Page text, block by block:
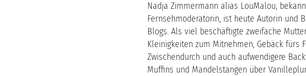
Nadja Zimmermann alias LouMalou,
Fernsehmoderatorin, ist heute Autorin und
Blogs. Als viel beschäftigte zweifache
Kleinigkeiten zum Mitnehmen, Gebäck fürs
Zwischendurch und auch aufwendigere
Muffins und Mandelstangen über